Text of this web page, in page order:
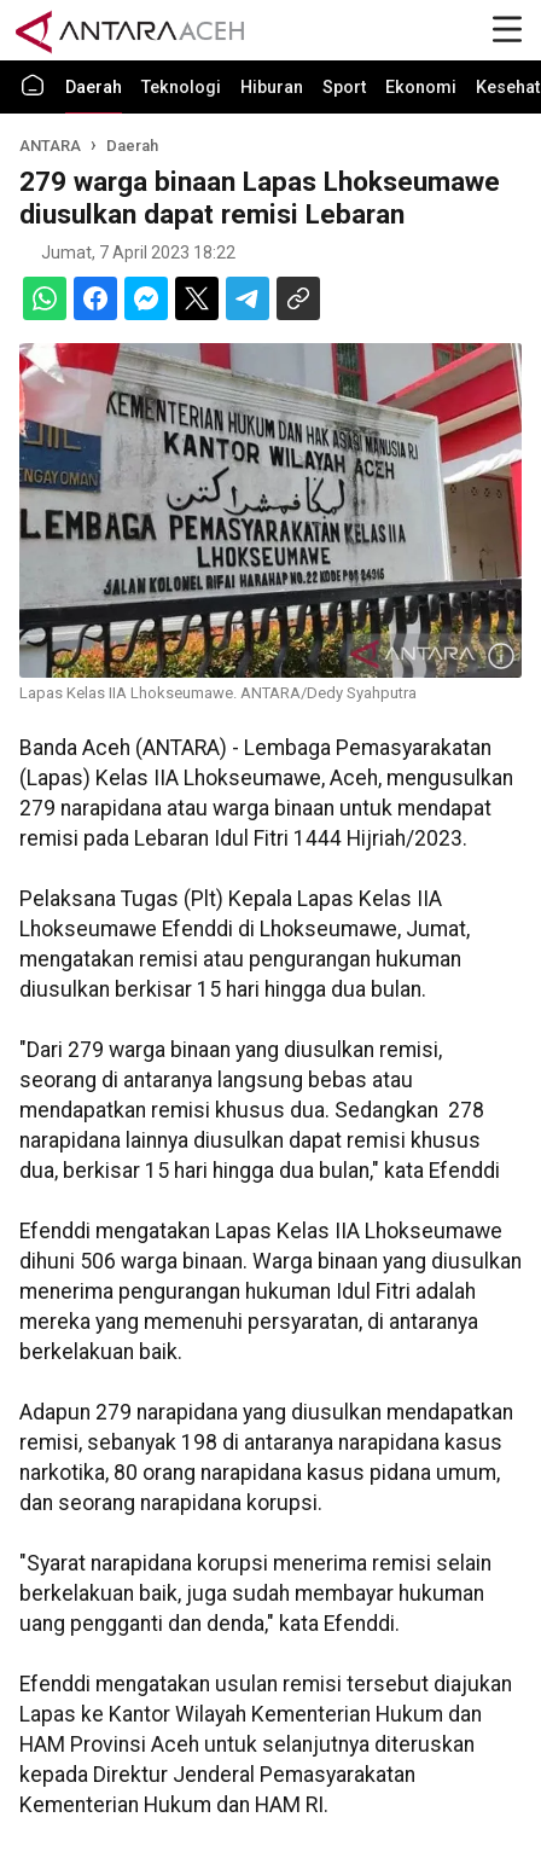
Daerah Teknologi Hiburan Sport Ekonomi
ANTARA Daerah
279 warga binaan Lapas Lhokseumawe
diusulkan dapat remisi Lebaran
Jumat, 7 April 2023 18:22
Lapas Kelas IIA Lhokseumawe. ANTARA/Dedy Syahputra
Banda Aceh (ANTARA) - Lembaga Pemasyarakatan
(Lapas) Kelas IIA Lhokseumawe, Aceh, mengusulkan
279 narapidana atau warga binaan untuk mendapat
remisi pada Lebaran Idul Fitri 1444 Hijriah/2023.
Pelaksana Tugas (Plt) Kepala Lapas Kelas IIA
Lhokseumawe Efenddi di Lhokseumawe, Jumat,
mengatakan remisi atau pengurangan hukuman
diusulkan berkisar 15 hari hingga dua bulan.
"Dari 279 warga binaan yang diusulkan remisi,
seorang di antaranya langsung bebas atau
mendapatkan remisi khusus dua. Sedangkan 278
narapidana lainnya diusulkan dapat remisi khusus
dua, berkisar 15 hari hingga dua bulan," kata Efenddi
Efenddi mengatakan Lapas Kelas IIA Lhokseumawe
dihuni 506 warga binaan. Warga binaan yang diusulkan
menerima pengurangan hukuman Idul Fitri adalah
mereka yang memenuhi persyaratan, di antaranya
berkelakuan baik.
Adapun 279 narapidana yang diusulkan mendapatkan
remisi, sebanyak 198 di antaranya narapidana kasus
narkotika, 80 orang narapidana kasus pidana umum,
dan seorang narapidana korupsi.
"Syarat narapidana korupsi menerima remisi selain
berkelakuan baik, juga sudah membayar hukuman
uang pengganti dan denda," kata Efenddi.
Efenddi mengatakan usulan remisi tersebut diajukan
Lapas ke Kantor Wilayah Kementerian Hukum dan
HAM Provinsi Aceh untuk selanjutnya diteruskan
kepada Direktur Jenderal Pemasyarakatan
Kementerian Hukum dan HAM RI.